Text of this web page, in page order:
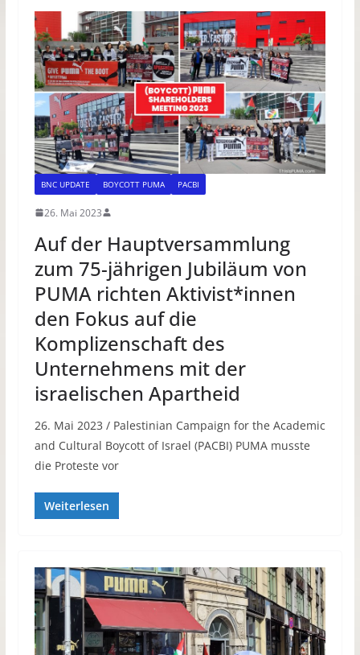
BNC UPDATE BOYCOTT PUMA PACBI
26. Mai 2023
Auf der Hauptversammlung
zum 75-jährigen Jubiläum von
PUMA richten Aktivist*innen
den Fokus auf die
Komplizenschaft des
Unternehmens mit der
israelischen Apartheid
26. Mai 2023 / Palestinian Campaign for the Academic
and Cultural Boycott of Israel (PACBI) PUMA musste
die Proteste vor
Weiterlesen